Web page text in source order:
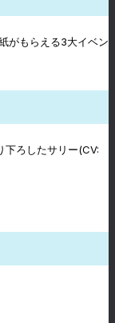
がもらえる3大イベン
下ろしたサリー(CV: